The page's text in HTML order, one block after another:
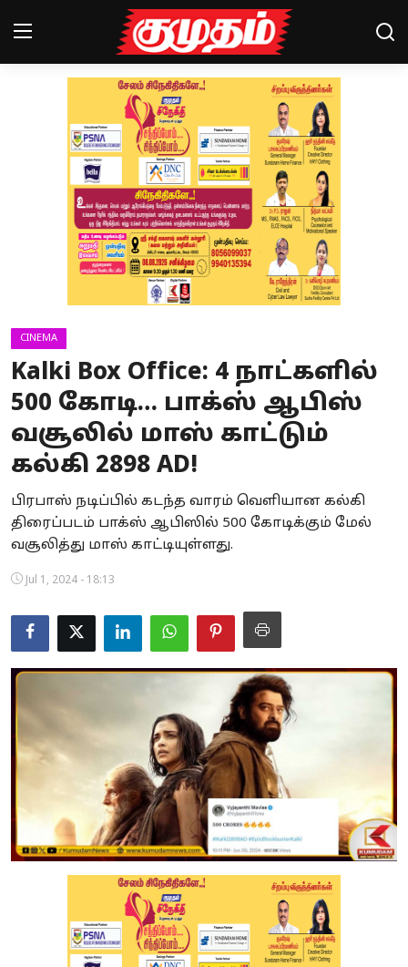
Magazines
Sports
Special Story
Business
Crime
Tamilnadu
National
Astrology
Spirituality
Weather
Politics
CINEMA
Kalki Box Office: 4 நாட்களில்
500 கோடி… பாக்ஸ் ஆபிஸ்
வசூலில் மாஸ் காட்டும்
கல்கி 2898 AD!
பிரபாஸ் நடிப்பில் கடந்த வாரம் வெளியான கல்கி
திரைப்படம் பாக்ஸ் ஆபிஸில் 500 கோடிக்கும் மேல்
வசூலித்து மாஸ் காட்டியுள்ளது.
Jul 1, 2024 - 18:13